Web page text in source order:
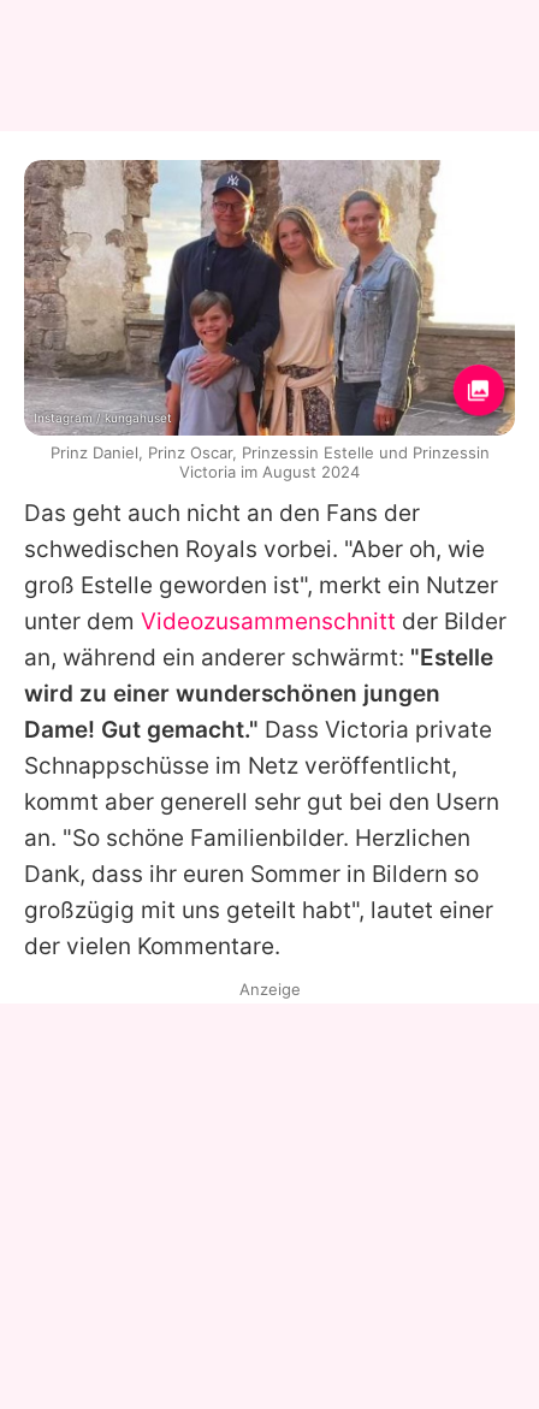
Das geht auch nicht an den Fans der
schwedischen Royals vorbei. "Aber oh, wie
groß Estelle geworden ist", merkt ein Nutzer
unter dem Videozusammenschnitt der Bilder
an, während ein anderer schwärmt: "Estelle
wird zu einer wunderschönen jungen
Dame! Gut gemacht." Dass Victoria private
Schnappschüsse im Netz veröffentlicht,
kommt aber generell sehr gut bei den Usern
an. "So schöne Familienbilder. Herzlichen
Dank, dass ihr euren Sommer in Bildern so
großzügig mit uns geteilt habt", lautet einer
der vielen Kommentare.
Instagram / kungahuset
Prinz Daniel, Prinz Oscar, Prinzessin Estelle und Prinzessin
Victoria im August 2024
Anzeige